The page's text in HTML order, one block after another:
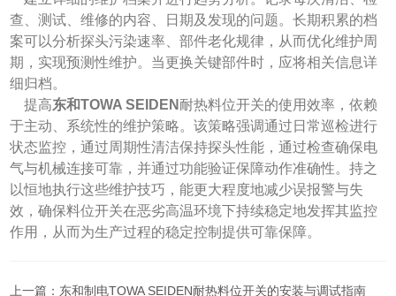
查、测试、维修的内容、日期及发现的问题。长期积累的档
案可以分析探头污染速率、部件老化规律，从而优化维护周
期，实现预测性维护。当更换关键部件时，应将相关信息详
细归档。
提高东和TOWA SEIDEN 耐热料位开关的使用效率，依赖
于主动、系统性的维护策略。该策略强调通过日常巡检进行
状态监控，通过周期性清洁保持探头性能，通过检查确保电
气与机械连接可靠，并通过功能验证保障动作准确性。持之
以恒地执行这些维护技巧，能更大程度地减少误报警与失
效，确保料位开关在恶劣高温环境下持续稳定地发挥其监控
作用，从而为生产过程的稳定控制提供可靠保障。
上一篇： 东和制电TOWA SEIDEN耐热料位开关的安装与调试指南